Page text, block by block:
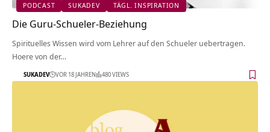
PODCAST SUKADEV TÄGL. INSPIRATION
Die Guru-Schueler-Beziehung
Spirituelles Wissen wird vom Lehrer auf den Schueler uebertragen.
Hoere von der…
SUKADEV VOR 18 JAHREN 480 VIEWS